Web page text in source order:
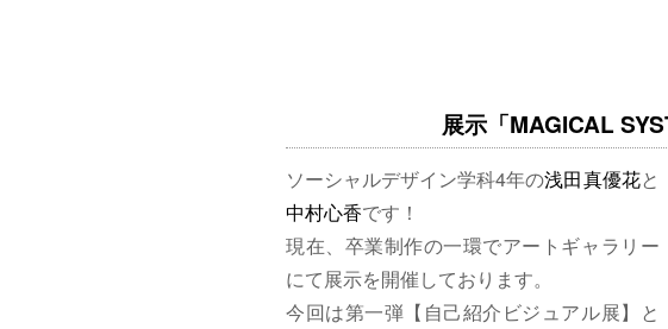
展示「MAGICAL
ソーシャルデザイン学科4年の浅田真優花と
中村心香です！
現在、卒業制作の一環でアートギャラリー
にて展示を開催しております。
今回は第一弾【自己紹介ビジュアル展】と